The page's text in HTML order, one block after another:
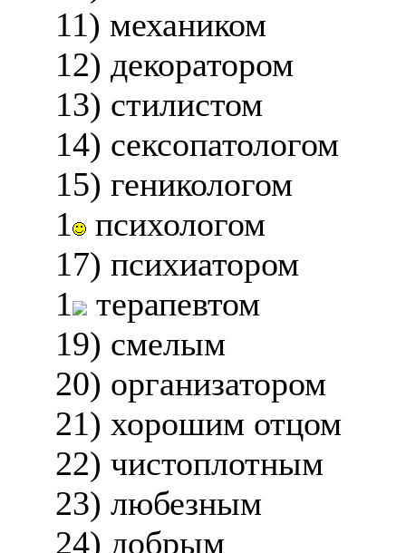
11) механиком
12) декоратором
13) стилистом
14) сексопатологом
15) геникологом
1
психологом
17) психиатором
1
терапевтом
19) смелым
20) организатором
21) хорошим отцом
22) чистоплотным
23) любезным
24) добрым